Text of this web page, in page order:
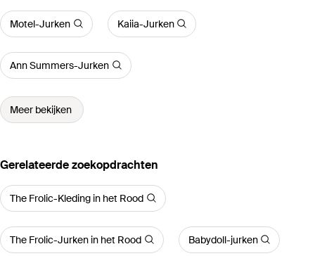
Motel-Jurken Kaiia-Jurken
Ann Summers-Jurken
Meer bekijken
Gerelateerde zoekopdrachten
The Frolic-Kleding in het Rood
The Frolic-Jurken in het Rood Babydoll-jurken